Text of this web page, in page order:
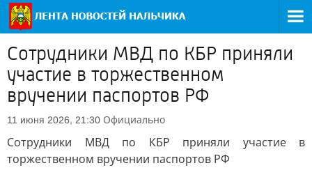
Сотрудники МВД по КБР приняли
участие в торжественном
вручении паспортов РФ
11 июня 2026, 21:30 Официально
Сотрудники МВД по КБР приняли участие в
торжественном вручении паспортов РФ